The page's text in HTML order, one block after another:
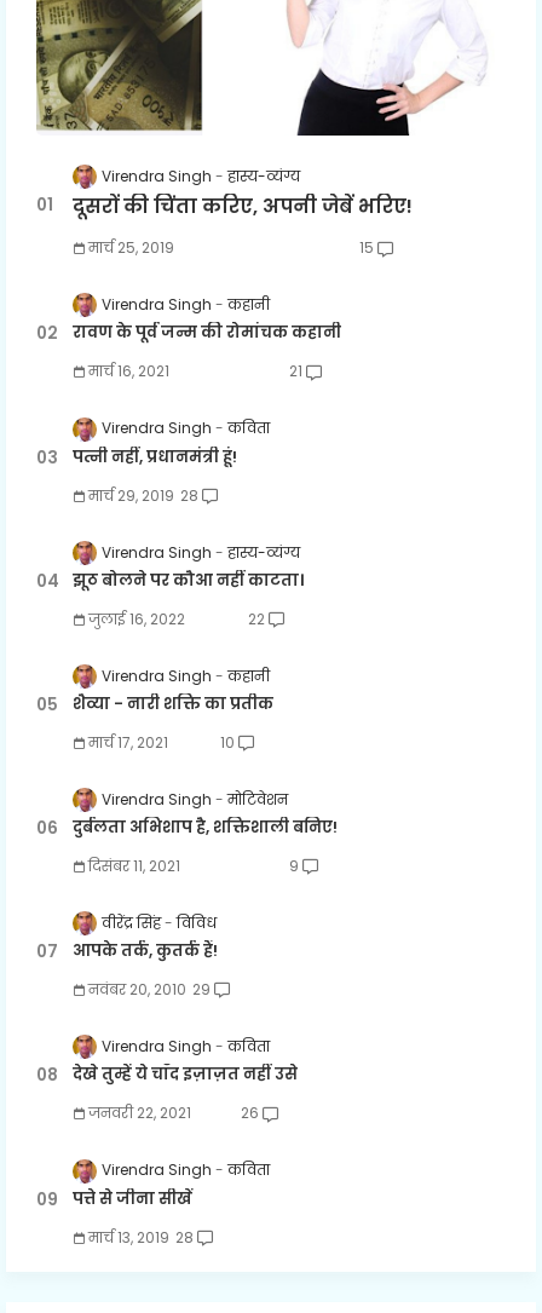
Virendra Singh हास्य-व्यंग्य
दूसरों की चिंता करिए, अपनी जेबें भरिए!
मार्च 25, 2019 15
Virendra Singh कहानी
रावण के पूर्व जन्म की रोमांचक कहानी
मार्च 16, 2021 21
Virendra Singh कविता
पत्नी नहीं, प्रधानमंत्री हूं!
मार्च 29, 2019 28
Virendra Singh हास्य-व्यंग्य
झूठ बोलने पर कौआ नहीं काटता।
जुलाई 16, 2022 22
Virendra Singh कहानी
शैव्या - नारी शक्ति का प्रतीक
मार्च 17, 2021 10
Virendra Singh मोटिवेशन
दुर्बलता अभिशाप है, शक्तिशाली बनिए!
दिसंबर 11, 2021 9
वीरेंद्र सिंह विविध
आपके तर्क, कुतर्क हैं!
नवंबर 20, 2010 29
Virendra Singh कविता
देखे तुम्हें ये चाँद इज़ाज़त नहीं उसे
जनवरी 22, 2021 26
Virendra Singh कविता
पत्ते से जीना सीखें
मार्च 13, 2019 28